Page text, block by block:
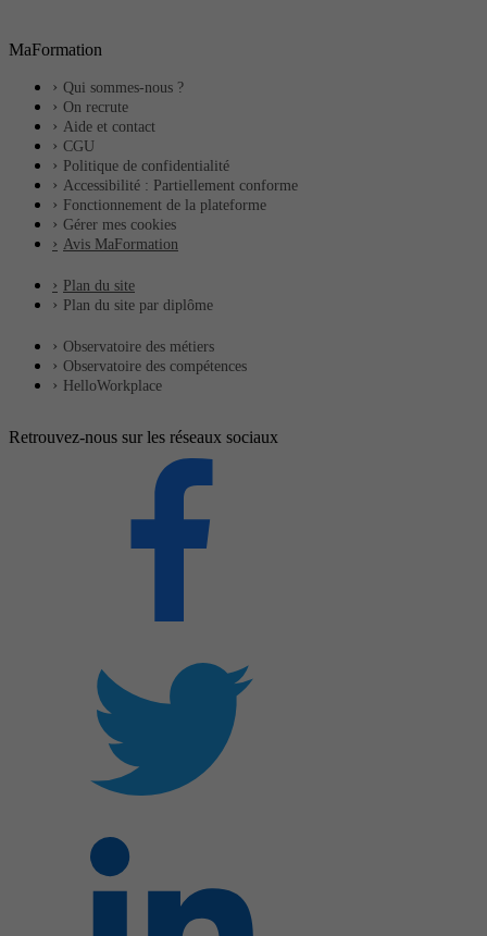
MaFormation
Qui sommes-nous ?
On recrute
Aide et contact
CGU
Politique de confidentialité
Accessibilité : Partiellement conforme
Fonctionnement de la plateforme
Gérer mes cookies
Avis MaFormation
Plan du site
Plan du site par diplôme
Observatoire des métiers
Observatoire des compétences
HelloWorkplace
Retrouvez-nous sur les réseaux sociaux